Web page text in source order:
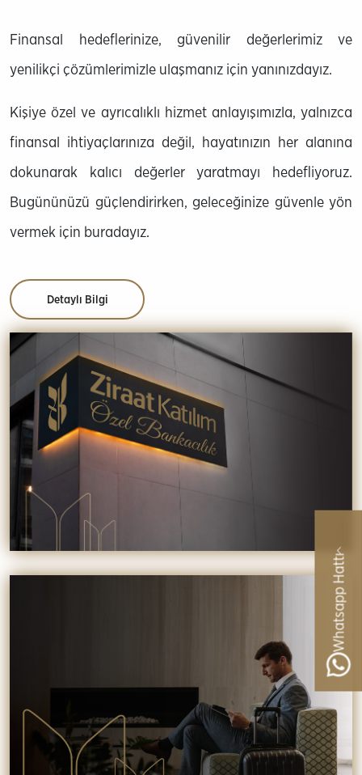
Finansal hedeflerinize, güvenilir değerlerimiz ve
yenilikçi çözümlerimizle ulaşmanız için yanınızdayız.
Kişiye özel ve ayrıcalıklı hizmet anlayışımızla, yalnızca
finansal ihtiyaçlarınıza değil, hayatınızın her alanına
dokunarak kalıcı değerler yaratmayı hedefliyoruz.
Bugününüzü güçlendirirken, geleceğinize güvenle yön
vermek için buradayız.
Detaylı Bilgi
Whatsapp Hattı